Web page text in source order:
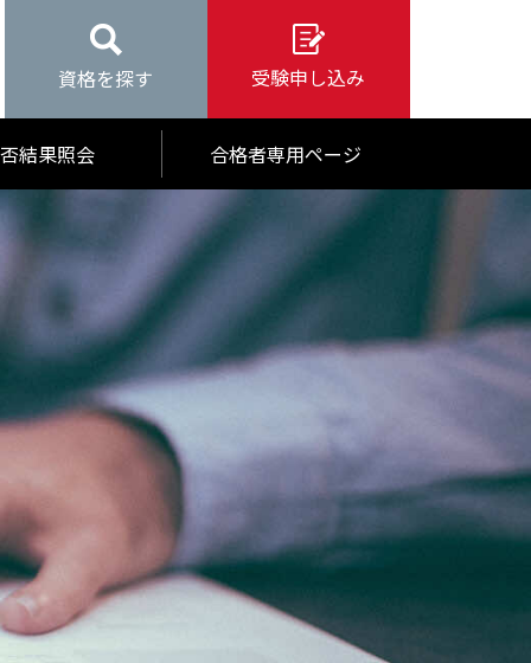
資格を探す 受験申し込み
結果照会 合格者専用ページ